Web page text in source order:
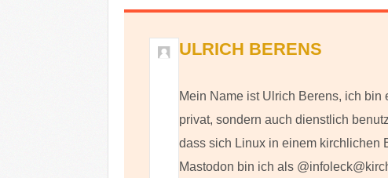
ULRICH BERENS
Mein Name ist Ulrich Berens, ich
privat, sondern auch dienstlich
dass sich Linux in einem kirchlichen
Mastodon bin ich als